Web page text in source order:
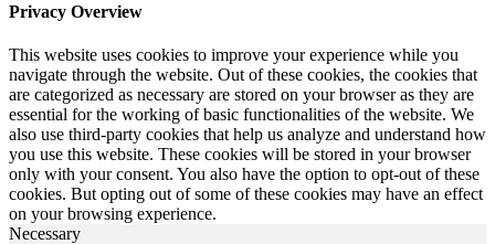
Privacy Overview
This website uses cookies to improve your experience while you
navigate through the website. Out of these cookies, the cookies that
are categorized as necessary are stored on your browser as they are
essential for the working of basic functionalities of the website. We
also use third-party cookies that help us analyze and understand how
you use this website. These cookies will be stored in your browser
only with your consent. You also have the option to opt-out of these
cookies. But opting out of some of these cookies may have an effect
on your browsing experience.
Necessary